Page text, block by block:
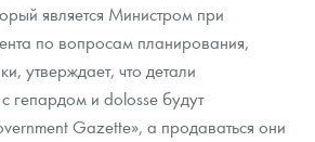
является Министром при
по вопросам планирования,
утверждает, что детали
гепардом и dolosse будут
Gazette», а продаваться они